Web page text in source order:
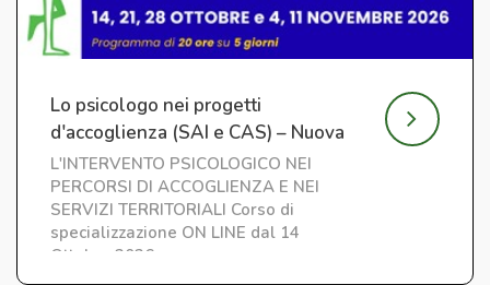
Lo psicologo nei progetti
d'accoglienza (SAI e CAS) – Nuova
edizione
L'INTERVENTO PSICOLOGICO NEI
PERCORSI DI ACCOGLIENZA E NEI
SERVIZI TERRITORIALI Corso di
specializzazione ON LINE dal 14
Ottobre 2026